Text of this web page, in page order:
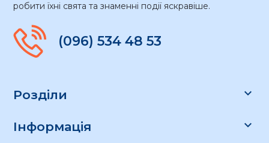
робити їхні свята та знаменні події яскравіше.
(096) 534 48 53
Розділи 
Інформація 